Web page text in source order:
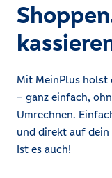
Mit MeinPlus holst
– ganz einfach,
Umrechnen.
und direkt auf
Ist es auch!